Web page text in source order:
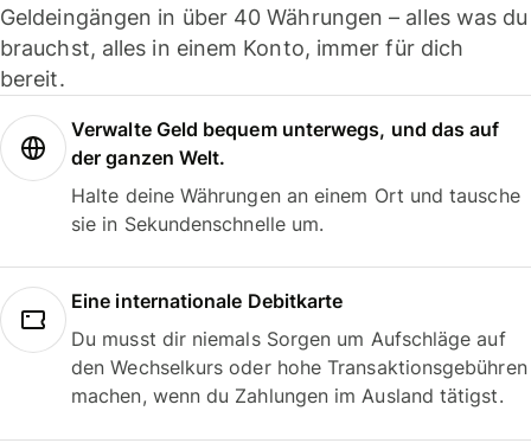
Geldeingängen in über 40 Währungen – alles was du
brauchst, alles in einem Konto, immer für dich
bereit.
Verwalte Geld bequem unterwegs, und das auf
der ganzen Welt.
Halte deine Währungen an einem Ort und tausche
sie in Sekundenschnelle um.
Eine internationale Debitkarte
Du musst dir niemals Sorgen um Aufschläge auf
den Wechselkurs oder hohe Transaktionsgebühren
machen, wenn du Zahlungen im Ausland tätigst.